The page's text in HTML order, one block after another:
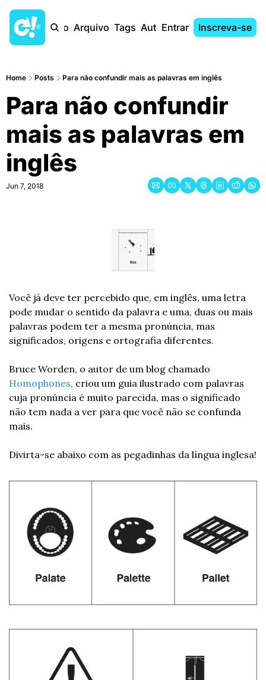
Início Arquivo Tags AutoresEntrar Inscreva-se
Home Posts Para não confundir mais as palavras em inglês
Para não confundir
mais as palavras em
inglês
Jun 7, 2018
Você já deve ter percebido que, em inglês, uma letra
pode mudar o sentido da palavra e uma, duas ou mais
palavras podem ter a mesma pronúncia, mas
significados, origens e ortografia diferentes.
Homophones, criou um guia ilustrado com palavras
cuja pronúncia é muito parecida, mas o significado
não tem nada a ver para que você não se confunda
mais.
Divirta-se abaixo com as pegadinhas da língua inglesa!